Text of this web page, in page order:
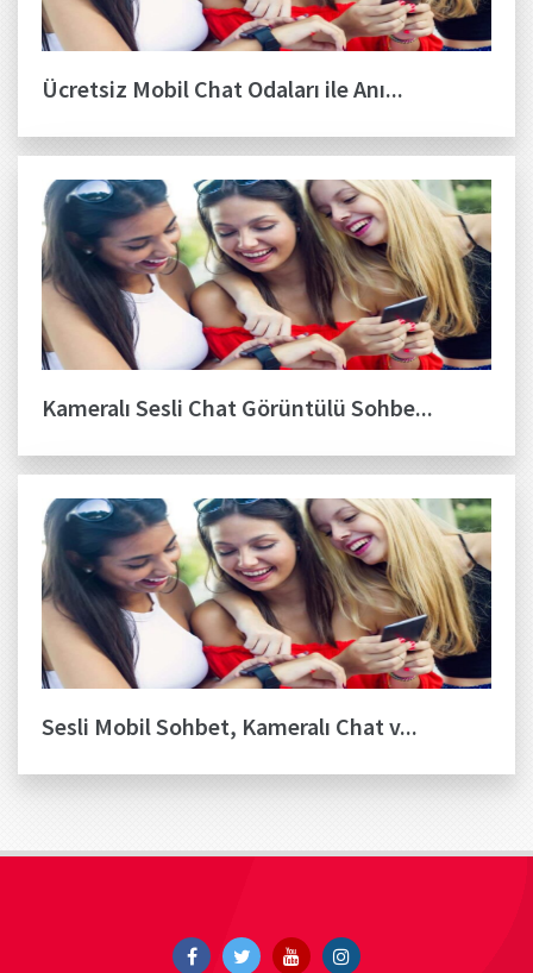
Ücretsiz Mobil Chat Odaları ile Anı...
Kameralı Sesli Chat Görüntülü Sohbe...
Sesli Mobil Sohbet, Kameralı Chat v...